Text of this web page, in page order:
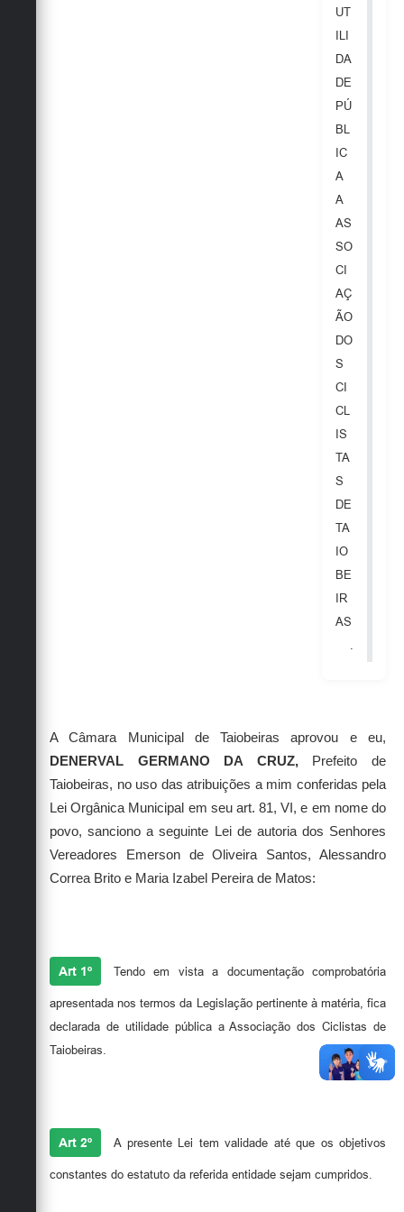
UT
ILI
DA
DE
PÚ
BL
IC
A
A
AS
SO
CI
AÇ
ÃO
DO
S
CI
CL
IS
TA
S
DE
TA
IO
BE
IR
AS
.
A Câmara Municipal de Taiobeiras aprovou e eu,
DENERVAL GERMANO DA CRUZ, Prefeitode
Taiobeiras, no uso das atribuições a mim conferidas pela
Lei Orgânica Municipal em seu art. 81, VI, e em nome do
povo, sanciono a seguinte Lei de autoria dos Senhores
Vereadores Emerson de Oliveira Santos, Alessandro
Correa Brito e Maria Izabel Pereira de Matos:
Art 1º Tendo em vista a documentação comprobatória
apresentada nos termos da Legislação pertinente à matéria, fica
declarada de utilidade pública a Associação dos Ciclistas de
Taiobeiras.
Art 2º A presente Lei tem validade até que os objetivos
constantes do estatuto da referida entidade sejam cumpridos.